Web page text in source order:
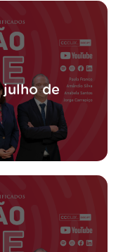
julho de